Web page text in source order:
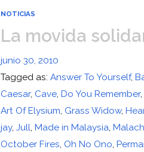
NOTICIAS
La movida
junio 30, 2010
Tagged as:Answer To Yourself,
Caesar, Cave,Do You Remember
Art Of Elysium, Grass Widow,
jay,Jull,Made in Malaysia,
October Fires, Oh No Ono,